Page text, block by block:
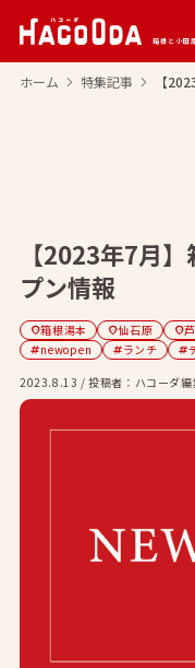
箱根と小田
ホーム arrow_forward_ios 特集記事 arrow_forward_ios 【
【2023年7月
プン情報
location_on箱根湯本 location_on仙石原 location_on
tagnewopen tagランチ tag
2023.8.13 / 投稿者：ハコーダ編